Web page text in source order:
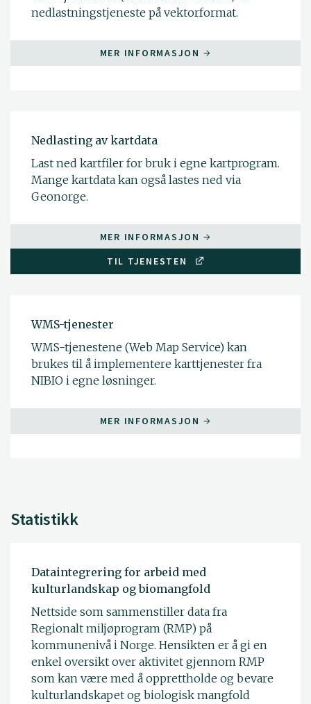
nedlastningstjeneste på vektorformat.
MER INFORMASJON
Nedlasting av kartdata
Last ned kartfiler for bruk i egne kartprogram.
Mange kartdata kan også lastes ned via
Geonorge.
MER INFORMASJON
TIL TJENESTEN
WMS-tjenester
WMS-tjenestene (Web Map Service) kan
brukes til å implementere karttjenester fra
NIBIO i egne løsninger.
MER INFORMASJON
Statistikk
Dataintegrering for arbeid med
kulturlandskap og biomangfold
Nettside som sammenstiller data fra
Regionalt miljøprogram (RMP) på
kommunenivå i Norge. Hensikten er å gi en
enkel oversikt over aktivitet gjennom RMP
som kan være med å opprettholde og bevare
kulturlandskapet og biologisk mangfold